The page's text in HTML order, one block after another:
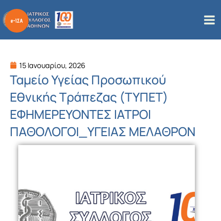
στο
περιεχόμενο
15 Ιανουαρίου, 2026
Ταμείο Υγείας Προσωπικού
Εθνικής Τράπεζας (ΤΥΠΕΤ)
ΕΦΗΜΕΡΕΥΟΝΤΕΣ ΙΑΤΡΟΙ
ΠΑΘΟΛΟΓΟΙ_ΥΓΕΙΑΣ ΜΕΛΑΘΡΟΝ